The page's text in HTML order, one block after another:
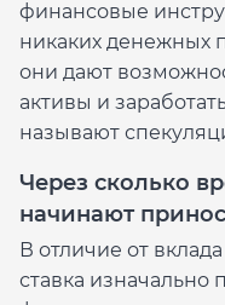
финансовые
никаких денежных
они дают
активы и
называют
Через сколько
начинают
В отличие от
ставка изначально